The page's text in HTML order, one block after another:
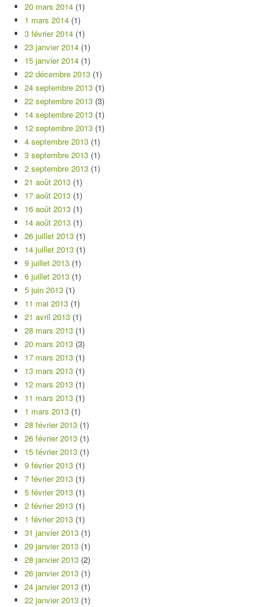
20 mars 2014 (1)
1 mars 2014 (1)
3 février 2014 (1)
23 janvier 2014 (1)
15 janvier 2014 (1)
22 décembre 2013 (1)
24 septembre 2013 (1)
22 septembre 2013 (3)
14 septembre 2013 (1)
12 septembre 2013 (1)
4 septembre 2013 (1)
3 septembre 2013 (1)
2 septembre 2013 (1)
21 août 2013 (1)
17 août 2013 (1)
16 août 2013 (1)
14 août 2013 (1)
26 juillet 2013 (1)
14 juillet 2013 (1)
9 juillet 2013 (1)
6 juillet 2013 (1)
5 juin 2013 (1)
11 mai 2013 (1)
21 avril 2013 (1)
28 mars 2013 (1)
20 mars 2013 (3)
17 mars 2013 (1)
13 mars 2013 (1)
12 mars 2013 (1)
11 mars 2013 (1)
1 mars 2013 (1)
28 février 2013 (1)
26 février 2013 (1)
15 février 2013 (1)
9 février 2013 (1)
7 février 2013 (1)
5 février 2013 (1)
2 février 2013 (1)
1 février 2013 (1)
31 janvier 2013 (1)
29 janvier 2013 (1)
28 janvier 2013 (2)
26 janvier 2013 (1)
24 janvier 2013 (1)
22 janvier 2013 (1)